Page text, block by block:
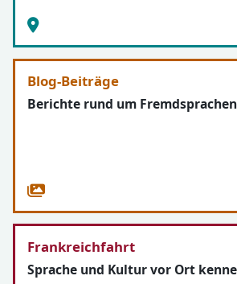
Blog-Beiträge
Berichte rund um
Frankreichfahrt
Sprache und Kultur vor Ort